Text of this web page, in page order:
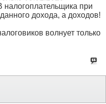
при
дохода, а доходов!
волнует только